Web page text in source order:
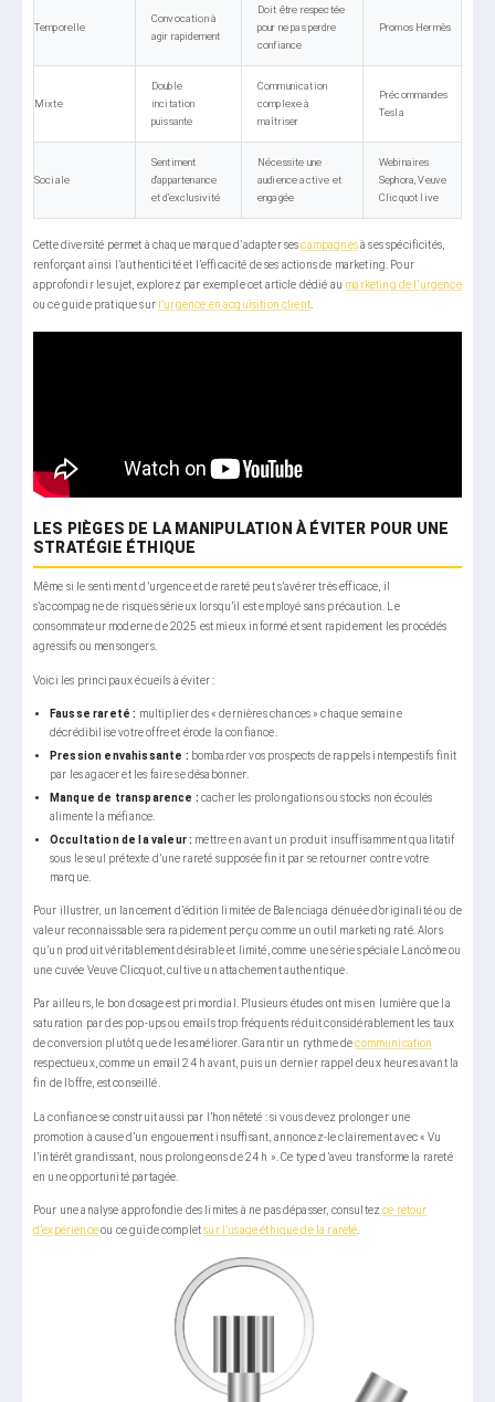
Temporelle
Convocation à
agir rapidement
Doit être respectée
pour ne pas perdre
confiance
Promos Hermès
Mixte
Double
incitation
puissante
Communication
complexe à
maîtriser
Précommandes
Tesla
Sociale
Sentiment
d’appartenance
et d’exclusivité
Nécessite une
audience active et
engagée
Webinaires
Sephora, Veuve
Clicquot live
Cette diversité permet à chaque marque d’adapter sescampagnesà ses spécificités,
renforçant ainsi l’authenticité et l’efficacité de ses actions de marketing. Pour
approfondir le sujet, explorez par exemple cet article dédié au marketing de l’urgence
ou ce guide pratique sur l’urgence en acquisition client.
LES PIÈGES DE LA MANIPULATION À ÉVITER POUR UNE
STRATÉGIE ÉTHIQUE
Même si le sentiment d’urgence et de rareté peut s’avérer très efficace, il
s’accompagne de risques sérieux lorsqu’il est employé sans précaution. Le
consommateur moderne de 2025 est mieux informé et sent rapidement les procédés
agressifs ou mensongers.
Voici les principaux écueils à éviter :
Fausse rareté : multiplier des « dernières chances » chaque semaine
décrédibilise votre offre et érode la confiance.
Pression envahissante : bombarder vos prospects de rappels intempestifs finit
par les agacer et les faire se désabonner.
Manque de transparence : cacher les prolongations ou stocks non écoulés
alimente la méfiance.
Occultation de la valeur : mettre en avant un produit insuffisamment qualitatif
sous le seul prétexte d’une rareté supposée finit par se retourner contre votre
marque.
Pour illustrer, un lancement d’édition limitée de Balenciaga dénuée d’originalité ou de
valeur reconnaissable sera rapidement perçu comme un outil marketing raté. Alors
qu’un produit véritablement désirable et limité, comme une série spéciale Lancôme ou
une cuvée Veuve Clicquot, cultive un attachement authentique.
Par ailleurs, le bon dosage est primordial. Plusieurs études ont mis en lumière que la
saturation par des pop-ups ou emails trop fréquents réduit considérablement les taux
de conversion plutôt que de les améliorer. Garantir un rythme decommunication
respectueux, comme un email 24 h avant, puis un dernier rappel deux heures avant la
fin de l’offre, est conseillé.
La confiance se construit aussi par l’honnêteté : si vous devez prolonger une
promotion à cause d’un engouement insuffisant, annoncez-le clairement avec « Vu
l’intérêt grandissant, nous prolongeons de 24 h ». Ce type d’aveu transforme la rareté
en une opportunité partagée.
Pour une analyse approfondie des limites à ne pas dépasser, consultezce retour
d’expérienceou ce guide completsur l’usage éthique de la rareté.